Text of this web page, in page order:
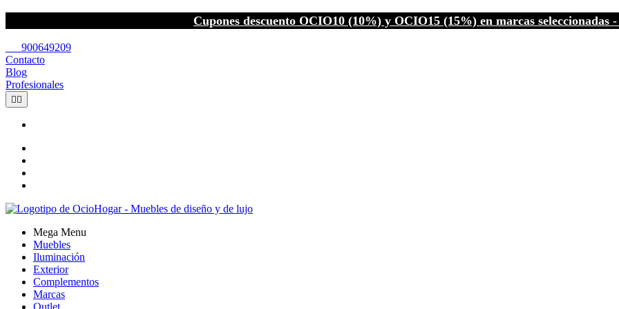
Cupones descuento OCIO10 (10%) y OCIO15 (15%) en marcas seleccionadas
900649209
Contacto
Blog
Profesionales
 
Mega Menu
Muebles
Iluminación
Exterior
Complementos
Marcas
Outlet